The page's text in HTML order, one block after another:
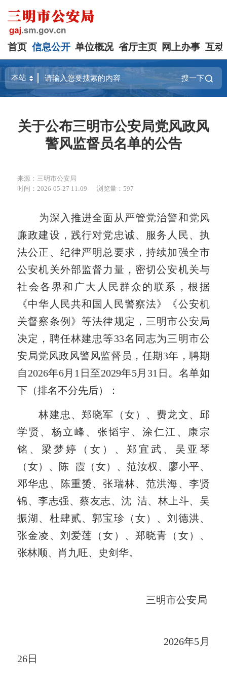
首页 信息公开 单位概况 省厅主页 网上办事 互动
搜一下
关于公布三明市公安局党风政风
警风监督员名单的公告
来源：三明市公安局
时间：2026-05-27 11:09
浏览量：597
为深入推进全面从严管党治警和党风
廉政建设，践行对党忠诚、服务人民、执
法公正、纪律严明总要求，持续加强全市
公安机关外部监督力量，密切公安机关与
社会各界和广大人民群众的联系，根据
《中华人民共和国人民警察法》《公安机
关督察条例》等法律规定，三明市公安局
决定，聘任林建忠等33名同志为三明市公
安局党风政风警风监督员，任期3年，聘期
自2026年6月1日至2029年5月31日。名单如
下（排名不分先后）：
林建忠、郑晓军（女）、费龙文、邱
学贤、杨立峰、张韬宇、涂仁江、康宗
铭、梁梦婷（女）、郑宜武、吴亚琴
（女）、陈 霞（女）、范汝权、廖小平、
邓华忠、陈重赟、张瑞林、范洪海、李贤
锦、李志强、蔡友志、沈 洁、林上斗、吴
振湖、杜肆贰、郭宝珍（女）、刘德洪、
张金凌、刘爱莲（女）、郑晓青（女）、
张林顺、肖九旺、史剑华。
三明市公安局
2026年5月
26日